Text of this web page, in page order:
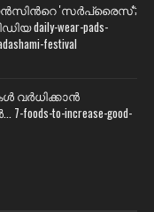
'സര്‍പ്രൈസ്';
daily-wear-pads-
festival
വര്‍ധിക്കാന്‍
to-increase-good-